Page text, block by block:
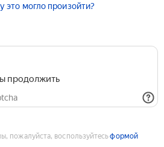
это могло произойти?
продолжить
пожалуйста, воспользуйтесьформой